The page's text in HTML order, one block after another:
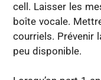
cell. Laisser les
boîte vocale.
courriels. Prévenir
peu disponible.